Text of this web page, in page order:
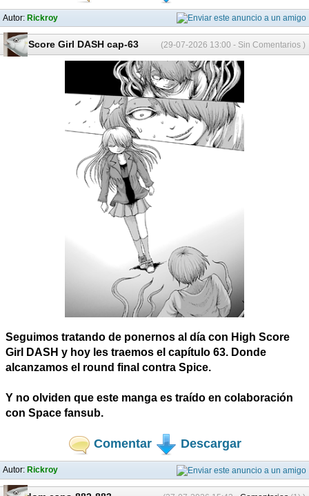
Autor: Rickroy
(29-07-2026 13:00 - Sin Comentarios )
High Score Girl DASH cap-63
Seguimos tratando de ponernos al día con High Score
Girl DASH y hoy les traemos el capítulo 63. Donde
alcanzamos el round final contra Spice.
Y no olviden que este manga es traído en colaboración
con Space fansub.
Comentar Descargar
Autor: Rickroy